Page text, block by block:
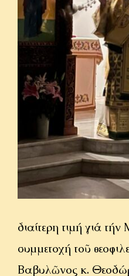
Ἰδιαίτερη τιμή γιά
συμμετοχή τοῦ
Βαβυλῶνος κ.